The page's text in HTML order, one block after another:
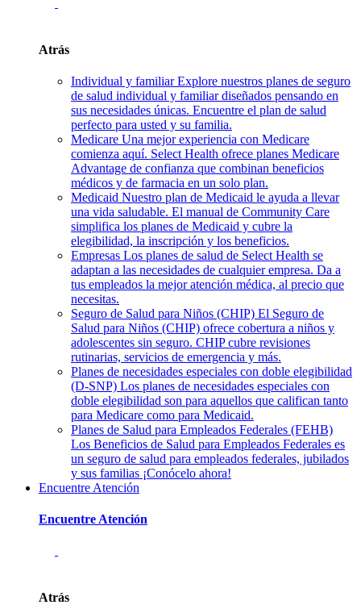
Atrás
Individual y familiar Explore nuestros planes de seguro
de salud individual y familiar diseñados pensando en
sus necesidades únicas. Encuentre el plan de salud
perfecto para usted y su familia.
Medicare Una mejor experiencia con Medicare
comienza aquí. Select Health ofrece planes Medicare
Advantage de confianza que combinan beneficios
médicos y de farmacia en un solo plan.
Medicaid Nuestro plan de Medicaid le ayuda a llevar
una vida saludable. El manual de Community Care
simplifica los planes de Medicaid y cubre la
elegibilidad, la inscripción y los beneficios.
Empresas Los planes de salud de Select Health se
adaptan a las necesidades de cualquier empresa. Da a
tus empleados la mejor atención médica, al precio que
necesitas.
Seguro de Salud para Niños (CHIP) El Seguro de
Salud para Niños (CHIP) ofrece cobertura a niños y
adolescentes sin seguro. CHIP cubre revisiones
rutinarias, servicios de emergencia y más.
Planes de necesidades especiales con doble elegibilidad
(D-SNP) Los planes de necesidades especiales con
doble elegibilidad son para aquellos que califican tanto
para Medicare como para Medicaid.
Planes de Salud para Empleados Federales (FEHB)
Los Beneficios de Salud para Empleados Federales es
un seguro de salud para empleados federales, jubilados
y sus familias ¡Conócelo ahora!
Encuentre Atención
Encuentre Atención
Atrás